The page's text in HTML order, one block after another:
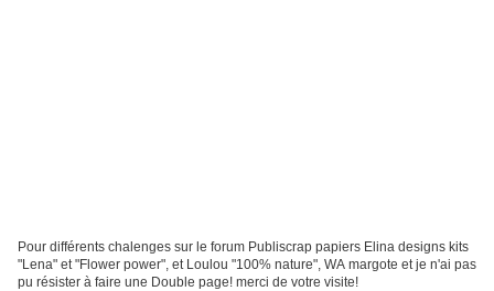
Pour différents chalenges sur le forum Publiscrap papiers Elina designs kits
"Lena" et "Flower power", et Loulou "100% nature", WA margote et je n'ai pas
pu résister à faire une Double page! merci de votre visite!